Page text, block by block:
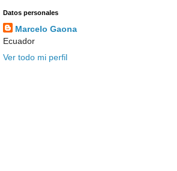
Datos personales
Marcelo Gaona
Ecuador
Ver todo mi perfil